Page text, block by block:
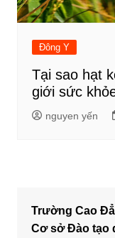
Đông Y
Tại sao hạt
giới sức
nguyen yến
Trường Cao
Cơ sở Đào tạo